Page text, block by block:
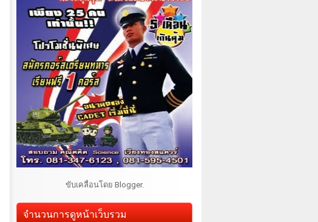
ขับเคลื่อนโดย Blogger.
จำนวนการดูหน้าเว็บรวม